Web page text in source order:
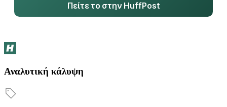
Πείτε το στην HuffPost
Αναλυτική κάλυψη